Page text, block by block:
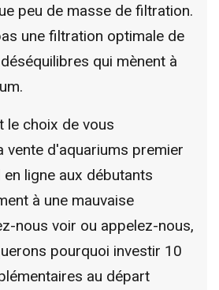
peu de masse de filtration.
une filtration optimale de
qui mènent à
le choix de vous
vente d'aquariums premier
ligne aux débutants
à une mauvaise
nous voir ou appelez-nous,
pourquoi investir 10
au départ